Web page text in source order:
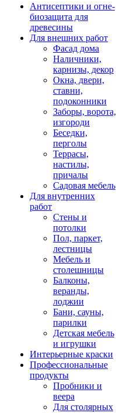
Антисептики и огне-
биозащита для
древесины
Для внешних работ
Фасад дома
Наличники,
карнизы, декор
Окна, двери,
ставни,
подоконники
Заборы, ворота,
изгороди
Беседки,
перголы
Террасы,
настилы,
причалы
Садовая мебель
Для внутренних
работ
Стены и
потолки
Пол, паркет,
лестницы
Мебель и
столешницы
Балконы,
веранды,
лоджии
Бани, сауны,
парилки
Детская мебель
и игрушки
Интерьерные краски
Профессиональные
продукты
Пробники и
веера
Для столярных